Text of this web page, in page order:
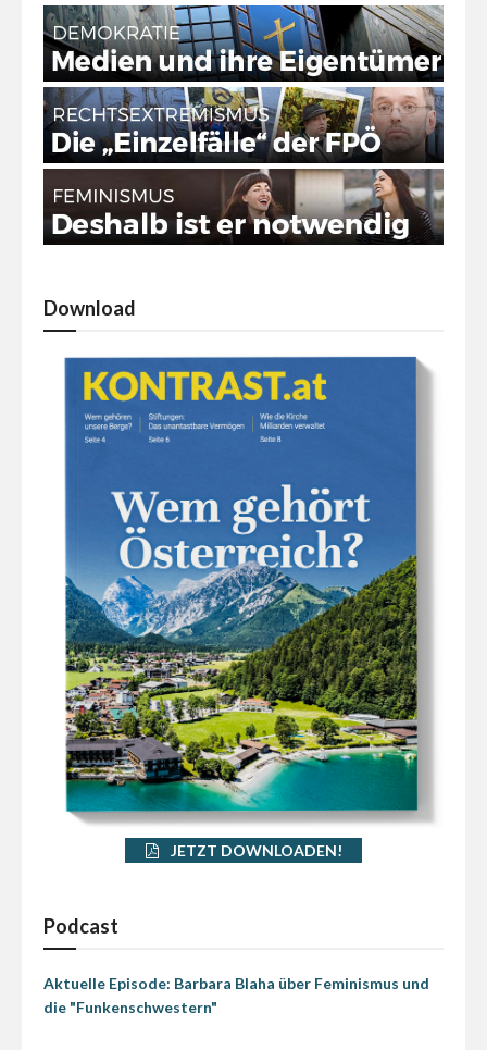
Download
JETZT DOWNLOADEN!
Podcast
Aktuelle Episode: Barbara Blaha über Feminismus und
die "Funkenschwestern"